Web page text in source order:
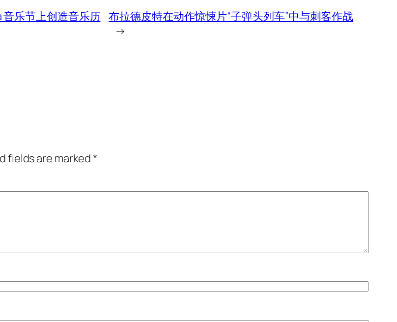
音乐节上创造音乐历 布拉德皮特在动作惊悚片“子弹头列车”中与刺客作战
→
fields are marked*